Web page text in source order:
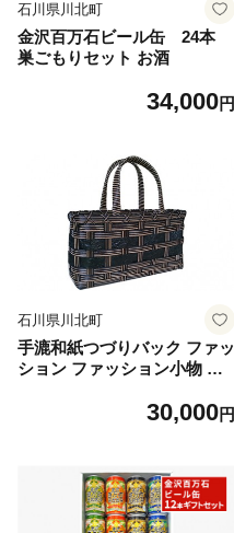
石川県川北町
金沢百万石ビール缶 24本
巣ごもりセット お酒
34,000円
石川県川北町
手漉和紙つづりバック ファッ
ション ファッション小物 女
ズ カバン 小物 普段使い デイ
ブラック
30,000円